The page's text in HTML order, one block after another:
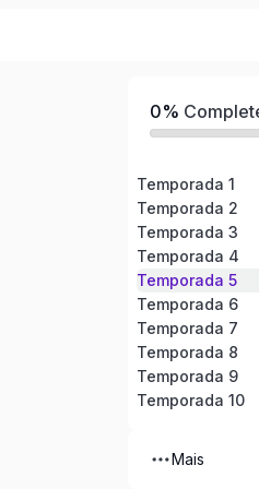
0%
Temporada 1
Temporada 2
Temporada 3
Temporada 4
Temporada 5
Temporada 6
Temporada 7
Temporada 8
Temporada 9
Temporada 10
Mais